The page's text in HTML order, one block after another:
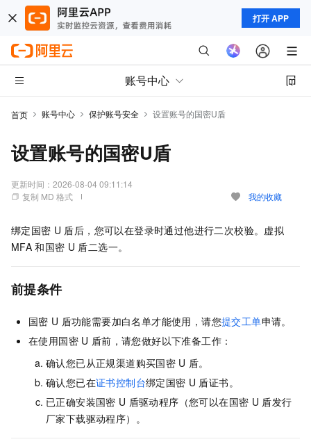
打开 APP
账号中心
首页 账号中心 保护账号安全 设置账号的国密U盾
设置账号的国密U盾
更新时间： 2026-08-04 09:11:14
复制 MD 格式
我的收藏
绑定国密 U 盾后，您可以在登录时通过他进行二次校验。虚拟
MFA 和国密 U 盾二选一。
前提条件
国密 U 盾功能需要加白名单才能使用，请您提交工单申请。
在使用国密 U 盾前，请您做好以下准备工作：
确认您已从正规渠道购买国密 U 盾。
确认您已在证书控制台绑定国密 U 盾证书。
已正确安装国密 U 盾驱动程序（您可以在国密 U 盾发行
厂家下载驱动程序）。